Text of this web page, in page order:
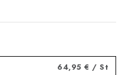
64,95 € / St